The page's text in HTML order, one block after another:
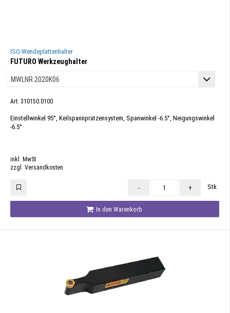
ISO-Wendeplattenhalter
FUTURO Werkzeughalter
Art. 310150.0100
Einstellwinkel 95°, Keilspannpratzensystem, Spanwinkel -6.5°, Neigungswinkel
-6.5°
inkl. MwSt
zzgl. Versandkosten
- + Stk
In den Warenkorb